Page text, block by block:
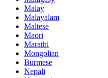
Malay
Malayalam
Maltese
Maori
Marathi
Mongolian
Burmese
Nepali